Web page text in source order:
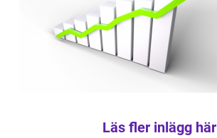
Läs fler inlägg här